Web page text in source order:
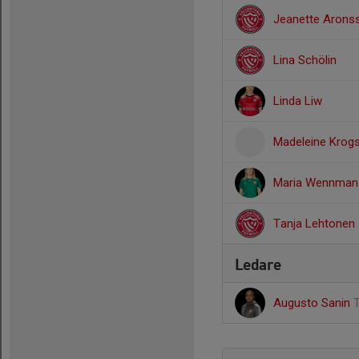
Jeanette
Lina Schölin
Linda Liw
Madeleine
Maria Wennman
Tanja Lehtonen
Ledare
Augusto Sanin